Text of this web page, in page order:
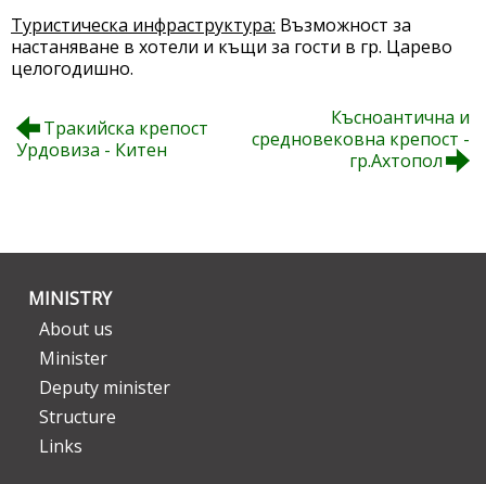
Туристическа инфраструктура: Възможност за
настаняване в хотели и къщи за гости в гр. Царево
целогодишно.
Тракийска крепост
Урдовиза - Китен
Късноантична и
средновековна крепост -
гр.Ахтопол
MINISTRY
About us
Minister
Deputy minister
Structure
Links